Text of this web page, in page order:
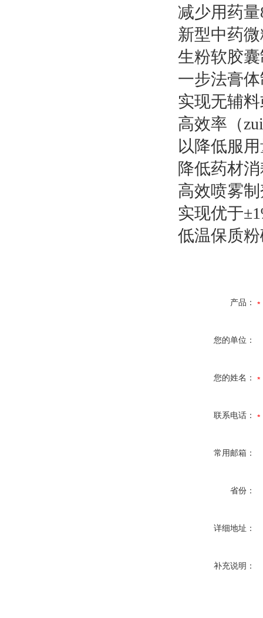
减少用药
新型中
生粉软胶
一步法膏
实现无辅
高效率（
以降低服
降低药材
高效喷雾
实现优于
低温保质
产品：
您的单位：
您的姓名：
联系电话：
常用邮箱：
省份：
详细地址：
补充说明：